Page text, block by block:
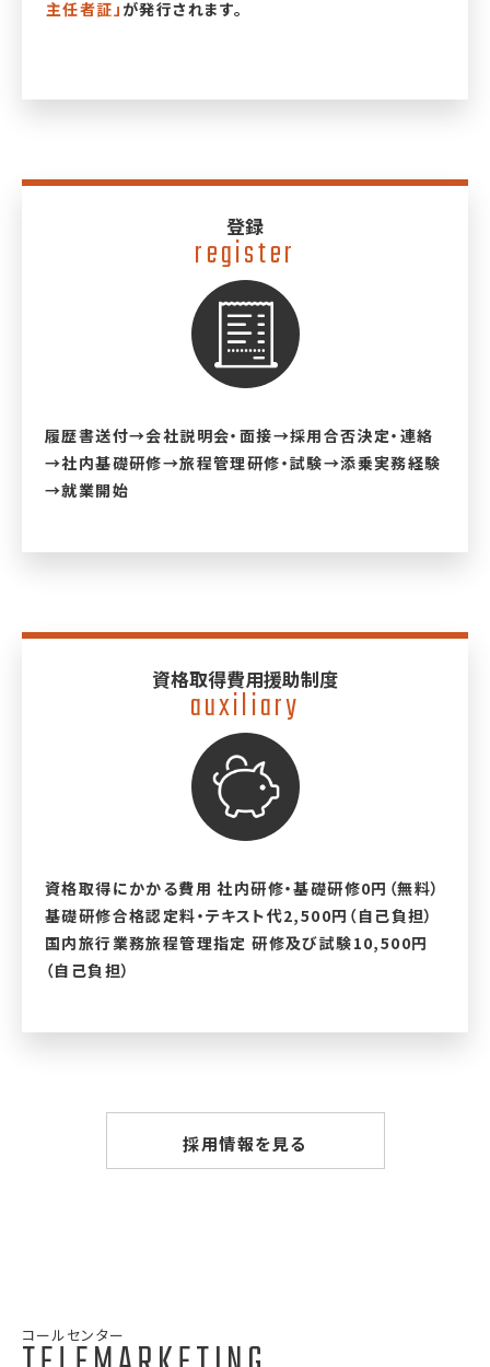
主任者証」 が発行されます。
登録
register
履歴書送付→会社説明会・面接→採用合否決定・連絡
→社内基礎研修→旅程管理研修・試験→添乗実務経験
→就業開始
資格取得費用援助制度
auxiliary
資格取得にかかる費用 社内研修・基礎研修0円（無料）
基礎研修合格認定料・テキスト代2,500円（自己負担）
国内旅行業務旅程管理指定 研修及び試験10,500円
（自己負担）
採用情報を見る
コールセンター